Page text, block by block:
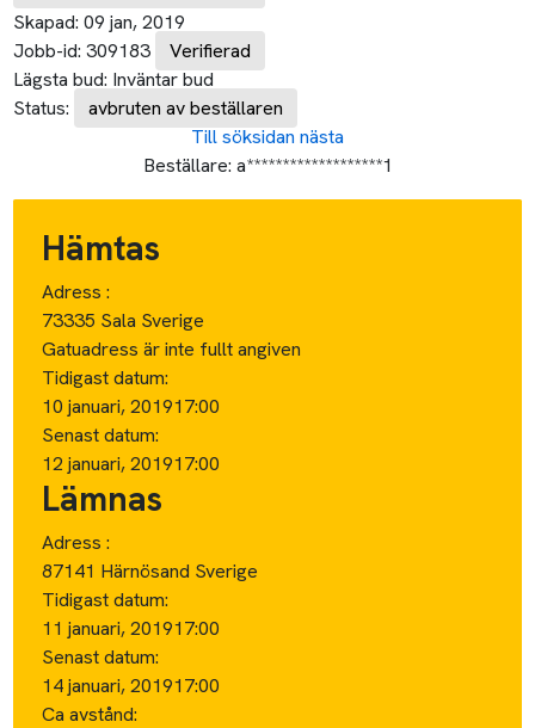
Skapad: 09 jan, 2019
Jobb-id: 309183
Verifierad
Lägsta bud: Inväntar bud
Status:
avbruten av beställaren
Till söksidan nästa
Beställare: a*******************1
Hämtas
Adress :
73335 Sala Sverige
Gatuadress är inte fullt angiven
Tidigast datum:
10 januari, 201917:00
Senast datum:
12 januari, 201917:00
Lämnas
Adress :
87141 Härnösand Sverige
Tidigast datum:
11 januari, 201917:00
Senast datum:
14 januari, 201917:00
Ca avstånd: